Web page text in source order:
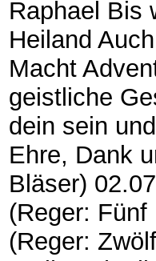
Raphael Bis
Heiland
Macht
geistliche
dein sein
Ehre, Dank
Bläser)
(Reger:
(Reger: